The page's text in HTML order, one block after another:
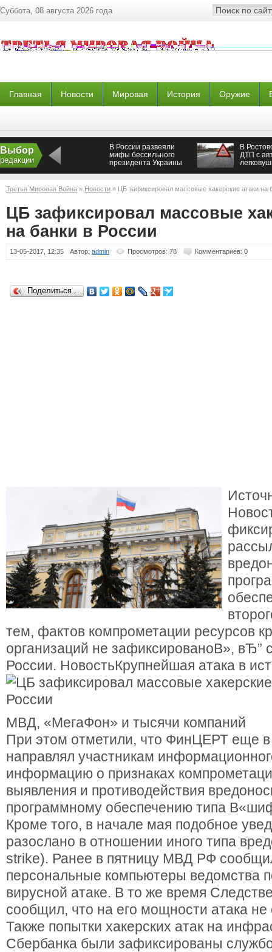
Суббота, 08 августа 2026 года
Главная Новости Мировая История Оружие
Выбор
редакции
В России развеяли
мифы бессильного
президента Украины
В
ДТП с
Третья Мировая Война » Новости » ЦБ зафиксировал массовые хакерские атаки на
ЦБ зафиксировал массовые
на банки в России
13-05-2017, 12:35 Автор: admin Просмотров: 78 Комментариев: 0
Поделиться…
тем, фактов компрометации ресурсов
организаций не зафиксированоВ», вЂ”
России. НовостьКрупнейшая атака в
МВД, «МегаФон» и тысячи компаний
При этом отметили, что ФинЦЕРТ еще в
направлял участникам
информацию о признаках
выявления и противодействия
программному обеспечению типа
Кроме того, в начале мая подобное
разослано в отношении иного типа
strike). Ранее в пятницу МВД РФ
персональные компьютеры ведомства
вирусной атаке. В то же время
сообщил, что на его мощности атака не
Также попытки хакерских атак на
Сбербанка были зафиксированы